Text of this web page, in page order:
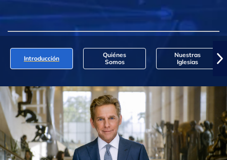
Introducción
Quiénes
Somos
Nuestras
Iglesias